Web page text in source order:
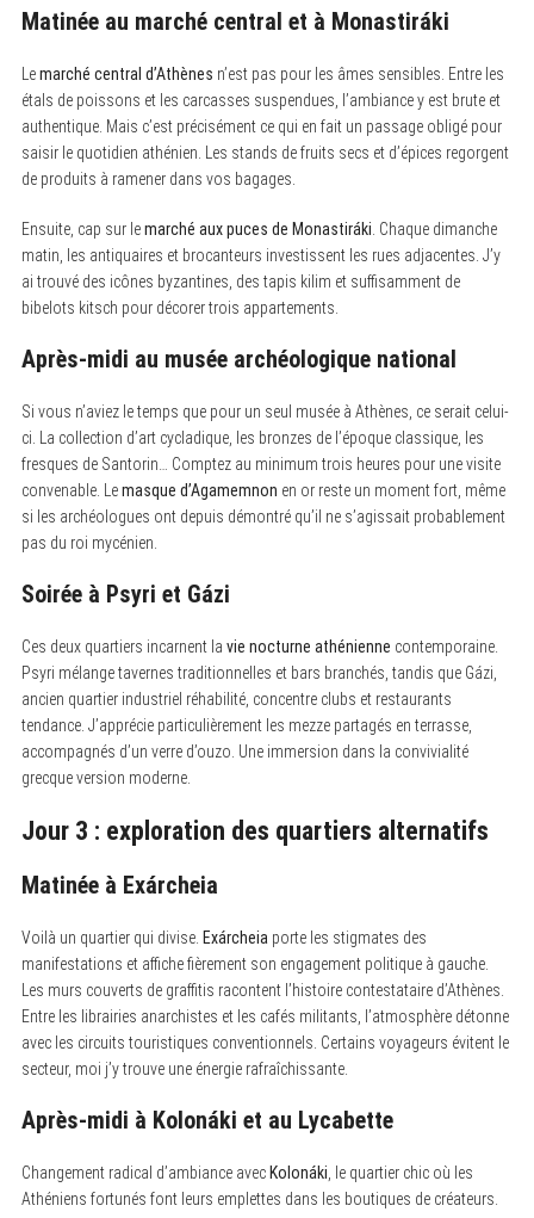
Matinée au marché central et à Monastiráki
Lemarché central d’Athènes n’est pas pour les âmes sensibles. Entre les
étals de poissons et les carcasses suspendues, l’ambiance y est brute et
authentique. Mais c’est précisément ce qui en fait un passage obligé pour
saisir le quotidien athénien. Les stands de fruits secs et d’épices regorgent
de produits à ramener dans vos bagages.
Ensuite, cap sur lemarché aux puces de Monastiráki . Chaque dimanche
matin, les antiquaires et brocanteurs investissent les rues adjacentes. J’y
ai trouvé des icônes byzantines, des tapis kilim et suffisamment de
bibelots kitsch pour décorer trois appartements.
Après-midi au musée archéologique national
Si vous n’aviez le temps que pour un seul musée à Athènes, ce serait celui-
ci. La collection d’art cycladique, les bronzes de l’époque classique, les
fresques de Santorin… Comptez au minimum trois heures pour une visite
convenable. Lemasque d’Agamemnon en or reste un moment fort, même
si les archéologues ont depuis démontré qu’il ne s’agissait probablement
pas du roi mycénien.
Soirée à Psyri et Gázi
Ces deux quartiers incarnent la vie nocturne athénienne contemporaine.
Psyri mélange tavernes traditionnelles et bars branchés, tandis que Gázi,
ancien quartier industriel réhabilité, concentre clubs et restaurants
tendance. J’apprécie particulièrement les mezze partagés en terrasse,
accompagnés d’un verre d’ouzo. Une immersion dans la convivialité
grecque version moderne.
Jour 3 : exploration des quartiers alternatifs
Matinée à Exárcheia
Voilà un quartier qui divise. Exárcheia porte les stigmates des
manifestations et affiche fièrement son engagement politique à gauche.
Les murs couverts de graffitis racontent l’histoire contestataire d’Athènes.
Entre les librairies anarchistes et les cafés militants, l’atmosphère détonne
avec les circuits touristiques conventionnels. Certains voyageurs évitent le
secteur, moi j’y trouve une énergie rafraîchissante.
Après-midi à Kolonáki et au Lycabette
Changement radical d’ambiance avec Kolonáki , le quartier chic où les
Athéniens fortunés font leurs emplettes dans les boutiques de créateurs.
S
e
o